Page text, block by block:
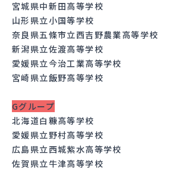
宮城県中新田高等学校
山形県立小国等学校
奈良県五條市立西吉野農業高等学校
新潟県立佐渡高等学校
愛媛県立今治工業高等学校
宮崎県立飯野高等学校
Gグループ
北海道白糠高等学校
愛媛県立野村高等学校
広島県立西城紫水高等学校
佐賀県立牛津高等学校